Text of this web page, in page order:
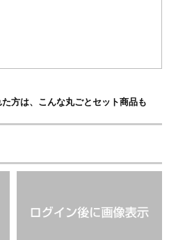
方は、こんな丸ごとセット商品も